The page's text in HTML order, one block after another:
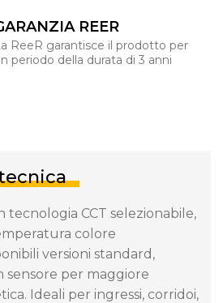
REER
ReeR garantisce il prodotto per
periodo della durata di 3 anni
tecnologia CCT selezionabile,
colore
versioni standard,
per maggiore
Ideali per ingressi, corridoi,